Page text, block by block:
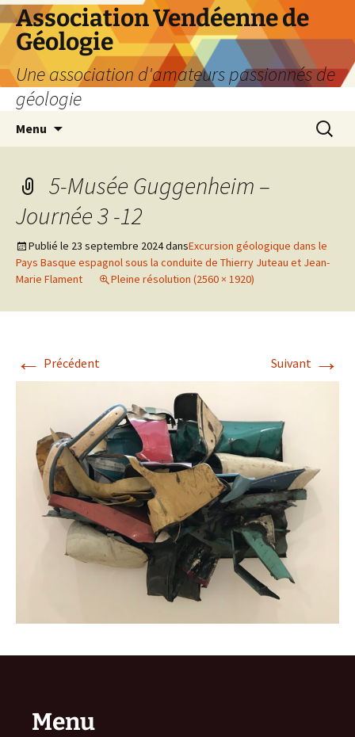
Aller
au
contenu
Association Vendéenne de
Géologie
Une association d'amateurs passionnés de
géologie
Menu
5-Musée Guggenheim –
Journée 3 -12
Publié le 23 septembre 2024dansExcursion géologique dans le
Pays Basque espagnol sous la conduite de Thierry Juteau et Jean-
Marie Flament
Pleine résolution (2560 × 1920)
← Précédent Suivant →
Menu